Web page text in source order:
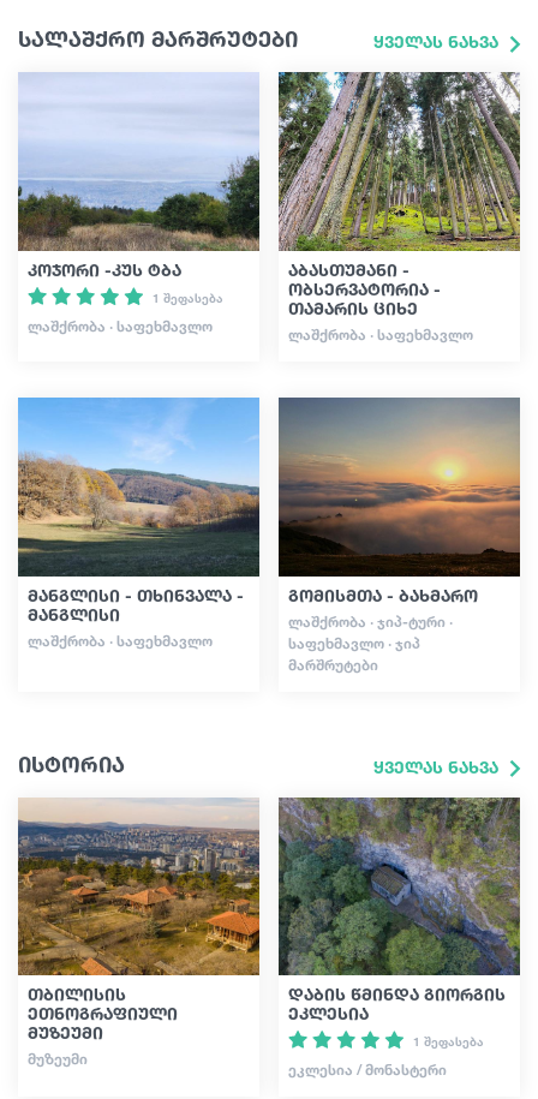
სალაშქრო მარშრუტები ყველას ნახვა
კოჯორი -კუს ტბა
1 შეფასება
ᲚᲐᲨᲥᲠᲝᲑᲐ · ᲡᲐᲤᲔᲮᲛᲐᲕᲚᲝ
აბასთუმანი -
ობსერვატორია -
თამარის ციხე
ᲚᲐᲨᲥᲠᲝᲑᲐ · ᲡᲐᲤᲔᲮᲛᲐᲕᲚᲝ
მანგლისი - თხინვალა -
მანგლისი
ᲚᲐᲨᲥᲠᲝᲑᲐ · ᲡᲐᲤᲔᲮᲛᲐᲕᲚᲝ
გომისმთა - ბახმარო
ᲚᲐᲨᲥᲠᲝᲑᲐ · ᲯᲘᲞ-ᲢᲣᲠᲘ ·
ᲡᲐᲤᲔᲮᲛᲐᲕᲚᲝ · ᲯᲘᲞ
ᲛᲐᲠᲨᲠᲣᲢᲔᲑᲘ
ისტორია ყველას ნახვა
თბილისის
ეთნოგრაფიული
მუზეუმი
ᲛᲣᲖᲔᲣᲛᲘ
დაბის წმინდა გიორგის
ეკლესია
1 შეფასება
ᲔᲙᲚᲔᲡᲘᲐ / ᲛᲝᲜᲐᲡᲢᲔᲠᲘ